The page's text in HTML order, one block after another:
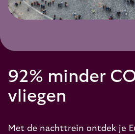
92% minder
vliegen
Met de nachttrein ontdek je